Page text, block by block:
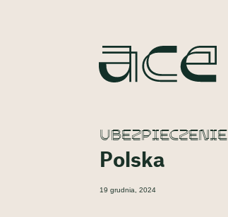
UBEZPIECZENIE
Polska
19 grudnia, 2024